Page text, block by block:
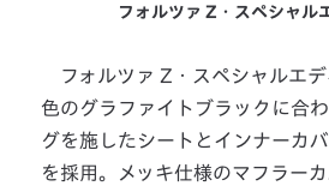
フォルツァ Z・スペシャル
フォルツァ Z・スペシャルエデ
色のグラファイトブラックに合
グを施したシートとインナーカ
を採用。メッキ仕様のマフラー